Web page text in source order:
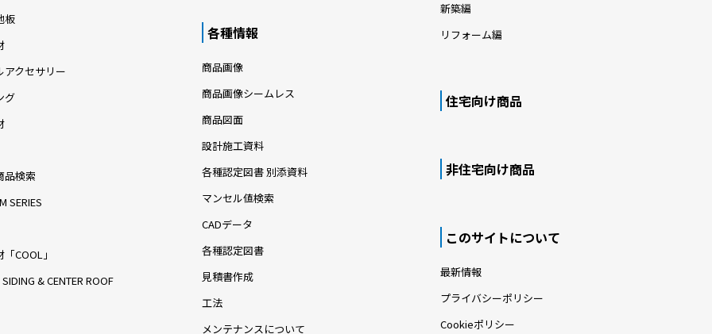
板
アクセサリー
グ
品検索
SERIES
COOL」
SIDING & CENTER ROOF
各種情報
商品画像
商品画像シームレス
商品図面
設計施工資料
各種認定図書 別添資料
マンセル値検索
CADデータ
各種認定図書
見積書作成
工法
メンテナンスについて
新築編
リフォーム編
住宅向け商品
非住宅向け商品
このサイトについて
最新情報
プライバシーポリシー
Cookieポリシー